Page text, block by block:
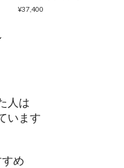
¥37,400
人は
います
め